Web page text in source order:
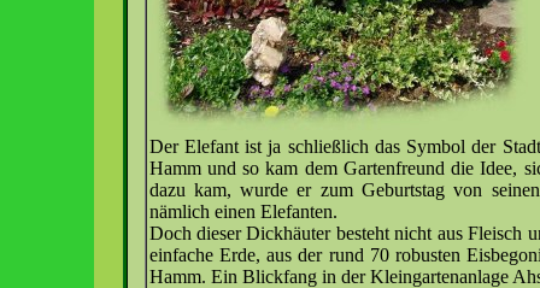
Der Elefant ist ja schließlich das Symbol der Stadt
Hamm und so kam dem Gartenfreund die Idee,
dazu kam, wurde er zum Geburtstag von
nämlich einen Elefanten.
Doch dieser Dickhäuter besteht nicht aus Fleisch
einfache Erde, aus der rund 70 robusten
Hamm. Ein Blickfang in der Kleingartenanlage